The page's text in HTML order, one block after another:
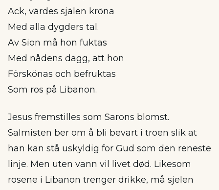
Ack, värdes själen kröna
Med alla dygders tal.
Av Sion må hon fuktas
Med nådens dagg, att hon
Förskönas och befruktas
Som ros på Libanon.
Jesus fremstilles som Sarons blomst.
Salmisten ber om å bli bevart i troen slik at
han kan stå uskyldig for Gud som den reneste
linje. Men uten vann vil livet død. Likesom
rosene i Libanon trenger drikke, må sjelen